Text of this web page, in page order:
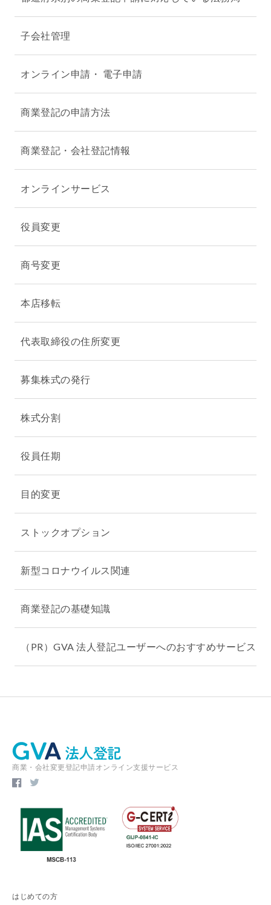
子会社管理
オンライン申請・ 電子申請
商業登記の申請方法
商業登記・会社登記情報
オンラインサービス
役員変更
商号変更
本店移転
代表取締役の住所変更
募集株式の発行
株式分割
役員任期
目的変更
ストックオプション
新型コロナウイルス関連
商業登記の基礎知識
（PR）GVA 法人登記ユーザーへのおすすめサービス
商業・会社変更登記申請オンライン支援サービス
はじめての方